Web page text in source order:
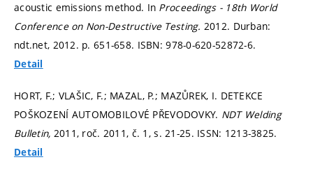
acoustic emissions method. In Proceedings - 18th World
Conference on Non-Destructive Testing. 2012. Durban:
ndt.net, 2012. p. 651-658. ISBN: 978-0-620-52872-6.
Detail
HORT, F.; VLAŠIC, F.; MAZAL, P.; MAZŮREK, I. DETEKCE
POŠKOZENÍ AUTOMOBILOVÉ PŘEVODOVKY. NDT Welding
Bulletin, 2011, roč. 2011, č. 1,s. 21-25. ISSN: 1213-3825.
Detail